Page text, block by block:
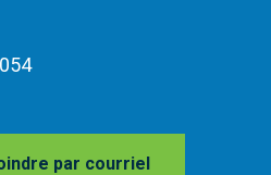
par courriel